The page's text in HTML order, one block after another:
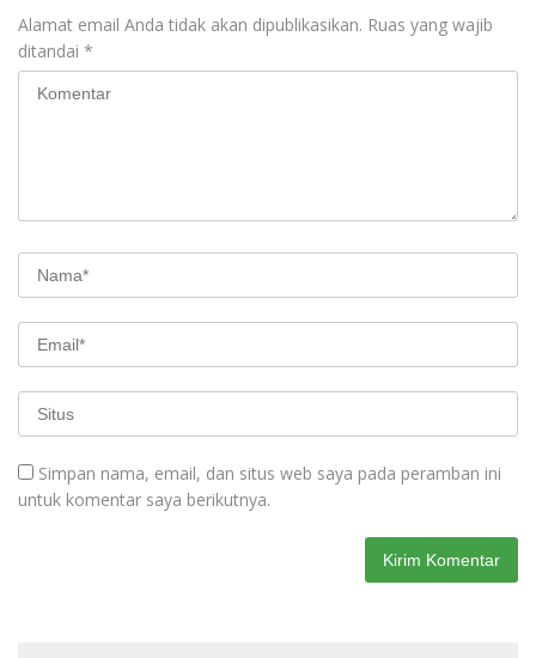
Alamat email Anda tidak akan dipublikasikan. Ruas yang wajib
ditandai *
Simpan nama, email, dan situs web saya pada peramban ini
untuk komentar saya berikutnya.